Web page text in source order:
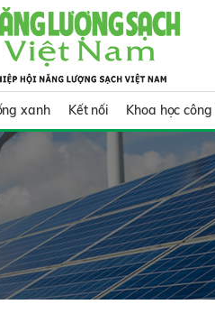
xanh Kết nối Khoa học